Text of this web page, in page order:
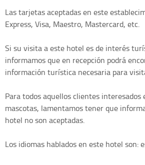
Las tarjetas aceptadas en este
Express, Visa, Maestro, Mastercard, etc.
Si su visita a este hotel es de interés
informamos que en recepción podrá
información turística necesaria para
Para todos aquellos clientes interesados
mascotas, lamentamos tener que
hotel no son aceptadas.
Los idiomas hablados en este hotel son: